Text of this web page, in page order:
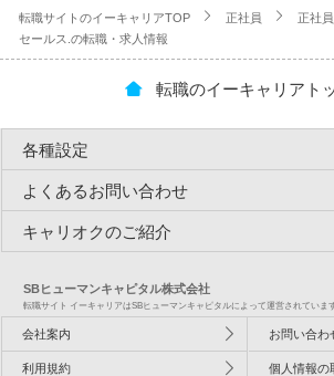
転職サイトのイーキャリアTOP 正社員 正社
セールス.の転職・求人情報
転職のイーキャリアト
各種設定
よくあるお問い合わせ
キャリオクのご紹介
SBヒューマンキャピタル株式会社
転職サイト イーキャリアはSBヒューマンキャピタルによって運営されています
会社案内 お問い合わ
利用規約 個人情報の